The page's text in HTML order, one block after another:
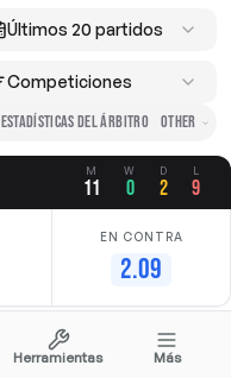
Últimos 20 partidos
Competiciones
ESTADÍSTICAS DEL ÁRBITRO
M
11
W
0
D
2
L
9
EN CONTRA
2.09
Fuera Competición
Herramientas Más